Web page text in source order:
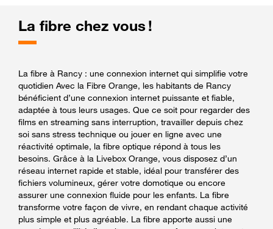
La fibre chez vous !
La fibre à Rancy : une connexion internet qui simplifie votre
quotidien Avec la Fibre Orange, les habitants de Rancy
bénéficient d’une connexion internet puissante et fiable,
adaptée à tous leurs usages. Que ce soit pour regarder des
films en streaming sans interruption, travailler depuis chez
soi sans stress technique ou jouer en ligne avec une
réactivité optimale, la fibre optique répond à tous les
besoins. Grâce à la Livebox Orange, vous disposez d’un
réseau internet rapide et stable, idéal pour transférer des
fichiers volumineux, gérer votre domotique ou encore
assurer une connexion fluide pour les enfants. La fibre
transforme votre façon de vivre, en rendant chaque activité
plus simple et plus agréable. La fibre apporte aussi une